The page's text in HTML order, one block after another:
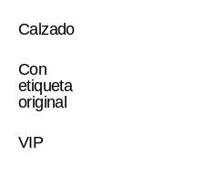
Calzado
Con
etiqueta
original
VIP